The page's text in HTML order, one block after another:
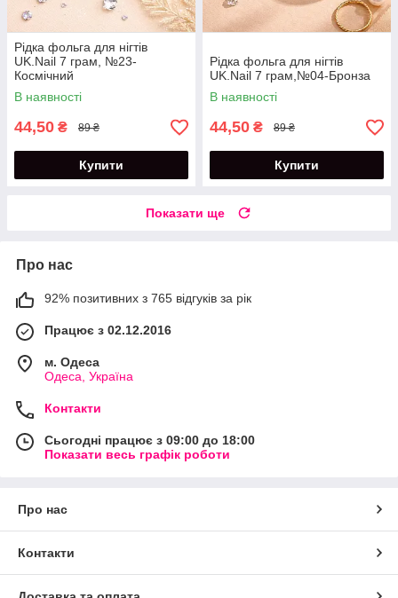
Рідка фольга для нігтів
UK.Nail 7 грам, №23-
Космічний
В наявності
44,50 ₴ 89 ₴
Купити
Рідка фольга для нігтів
UK.Nail 7 грам,№04-Бронза
В наявності
44,50 ₴ 89 ₴
Купити
Показати ще
Про нас
92% позитивних з 765 відгуків за рік
Працює з 02.12.2016
м. Одеса
Одеса, Україна
Контакти
Сьогодні працює з 09:00 до 18:00
Показати весь графік роботи
Про нас
Контакти